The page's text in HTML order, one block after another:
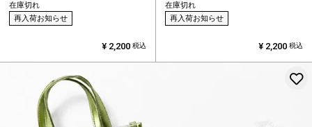
在庫切れ
再入荷お知らせ
¥ 2,200 税込
在庫切れ
再入荷お知らせ
¥ 2,200 税込